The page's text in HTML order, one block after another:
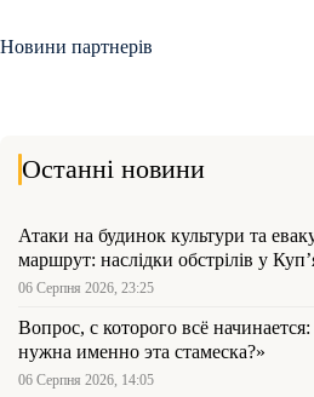
Новини партнерів
Останні новини
Атаки на будинок культури та
маршрут: наслідки обстрілів у
06 Серпня 2026, 23:25
Вопрос, с которого всё
нужна именно эта стамеска?»
06 Серпня 2026, 14:05